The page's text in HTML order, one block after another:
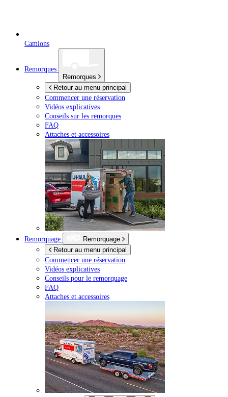
Camions
Remorques
Remorques
Retour au menu principal
Commencer une réservation
Vidéos explicatives
Conseils sur les remorques
FAQ
Attaches et accessoires
Remorquage
Remorquage
Retour au menu principal
Commencer une réservation
Vidéos explicatives
Conseils pour le remorquage
FAQ
Attaches et accessoires